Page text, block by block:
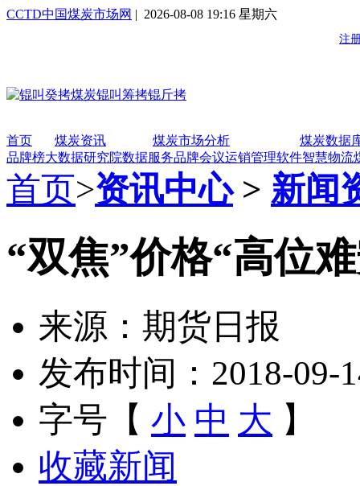
CCTD中国煤炭市场网 | 2026-08-08 19:16 星期六
首页 煤炭资讯 煤炭市场分析
煤炭数据
品牌榜大数据研究院数据服务品牌会议运销管理软件智慧物流
首页>资讯中心> 新闻
“双焦”价格“高位
来源：期货日报
发布时间：2018-09-
字号【 小 中 大 】
收藏新闻